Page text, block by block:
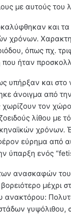
με αυτούς του
και
χρόνων.
όπως πχ.
ήταν
υπήρξαν και στο
άνοιγμα από
τον
λίθου με
εύρημα από
ύπαρξη ενός
ανασκαφών
ανακτόρου:
γυψόλιθου,